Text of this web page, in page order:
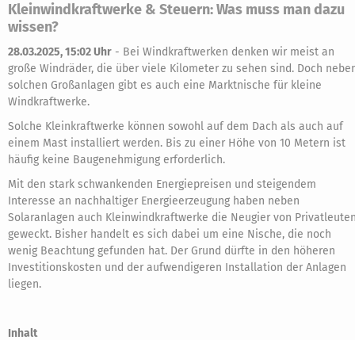
Kleinwindkraftwerke & Steuern: Was muss man dazu
wissen?
28.03.2025, 15:02 Uhr - Bei Windkraftwerken denken wir meist an
große Windräder, die über viele Kilometer zu sehen sind. Doch
solchen Großanlagen gibt es auch eine Marktnische für kleine
Windkraftwerke.
Solche Kleinkraftwerke können sowohl auf dem Dach als auch auf
einem Mast installiert werden. Bis zu einer Höhe von 10 Metern ist
häufig keine Baugenehmigung erforderlich.
Mit den stark schwankenden Energiepreisen und steigendem
Interesse an nachhaltiger Energieerzeugung haben neben
Solaranlagen auch Kleinwindkraftwerke die Neugier von
geweckt. Bisher handelt es sich dabei um eine Nische, die noch
wenig Beachtung gefunden hat. Der Grund dürfte in den höheren
Investitionskosten und der aufwendigeren Installation der Anlagen
liegen.
Inhalt